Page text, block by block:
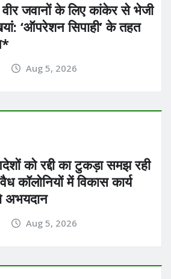
जवानों के लिए कांकेर से भेजी
‘ऑपरेशन सिपाही’ के तहत
Aug 5, 2026
को रद्दी का टुकड़ा समझ रही
कॉलोनियों में विकास कार्य
अभयदान
Aug 5, 2026